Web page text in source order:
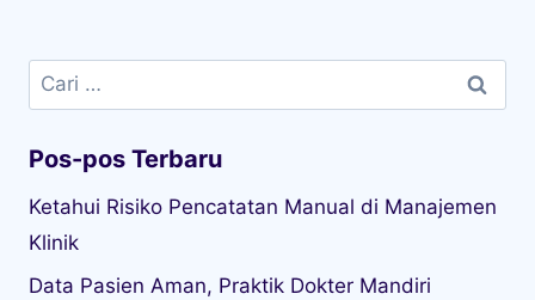
Cari
untuk:
Pos-pos Terbaru
Ketahui Risiko Pencatatan Manual di Manajemen
Klinik
Data Pasien Aman, Praktik Dokter Mandiri